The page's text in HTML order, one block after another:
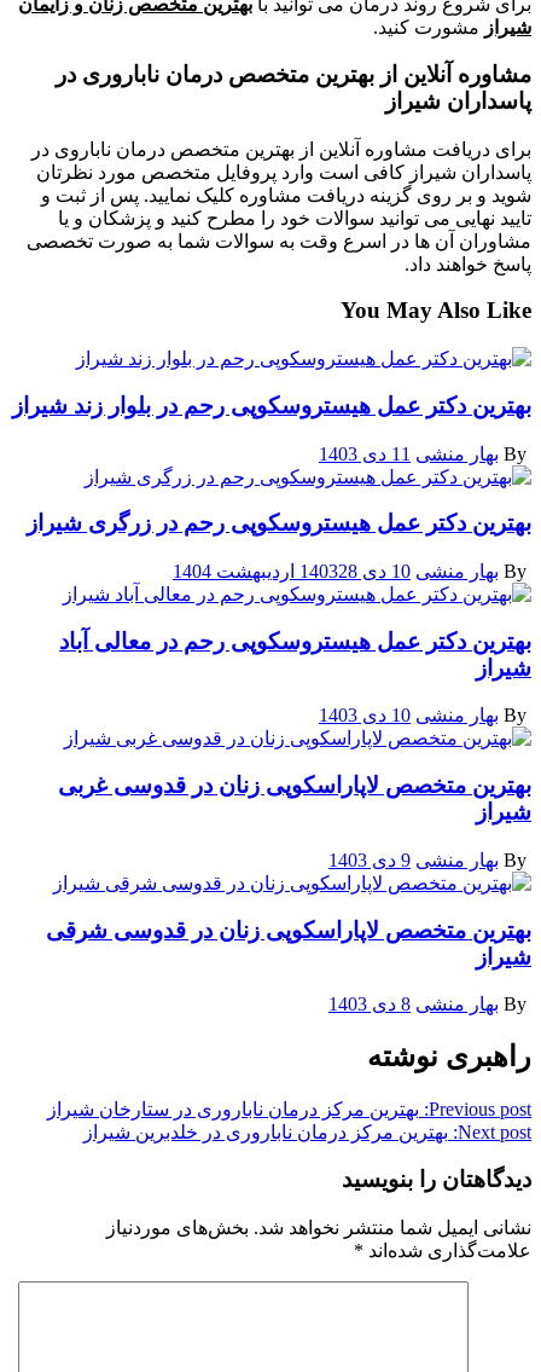
برای شروغ روند درمان می توانید با بهترین متخصص زنان و زایمان
شیراز مشورت کنید.
مشاوره آنلاین از بهترین متخصص درمان ناباروری در
پاسداران شیراز
برای دریافت مشاوره آنلاین از بهترین متخصص درمان ناباروی در
پاسداران شیراز کافی است وارد پروفایل متخصص مورد نظرتان
شوید و بر روی گزینه دریافت مشاوره کلیک نمایید. پس از ثبت و
تایید نهایی می توانید سوالات خود را مطرح کنید و پزشکان و یا
مشاوران آن ها در اسرع وقت به سوالات شما به صورت تخصصی
پاسخ خواهند داد.
You May Also Like
بهترین دکتر عمل هیستروسکوپی رحم در بلوار زند شیراز
بهار منشی 11 دی 1403
بهترین دکتر عمل هیستروسکوپی رحم در زرگری شیراز
بهار منشی 10 دی 1403 28 اردیبهشت 1404
بهترین دکتر عمل هیستروسکوپی رحم در معالی آباد
شیراز
بهار منشی 10 دی 1403
بهترین متخصص لاپاراسکوپی زنان در قدوسی غربی
شیراز
بهار منشی 9 دی 1403
بهترین متخصص لاپاراسکوپی زنان در قدوسی شرقی
شیراز
بهار منشی 8 دی 1403
راهبری نوشته
Previous post: بهترین مرکز درمان ناباروری در ستارخان شیراز
Next post: بهترین مرکز درمان ناباروری در خلدبرین شیراز
دیدگاهتان را بنویسید
نشانی ایمیل شما منتشر نخواهد شد. بخش‌های موردنیاز
علامت‌گذاری شده‌اند *